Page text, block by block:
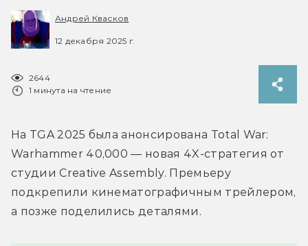
Андрей Квасков
12 декабря 2025 г.
2644
1 минута на чтение
На TGA 2025 была анонсирована Total War:
Warhammer 40,000 — новая 4X-стратегия от
студии Creative Assembly. Премьеру
подкрепили кинематографичным трейлером,
а позже поделились деталями.